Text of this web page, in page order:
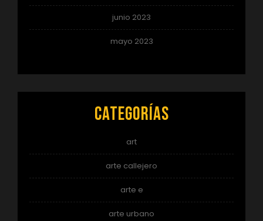
junio 2023
mayo 2023
Categorías
art
arte callejero
arte e
arte urbano